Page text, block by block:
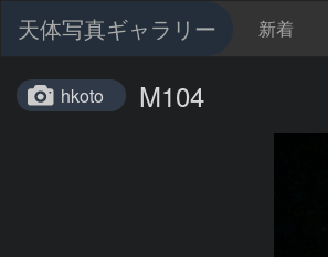
天体写真ギャラリー 新着
hkoto M104